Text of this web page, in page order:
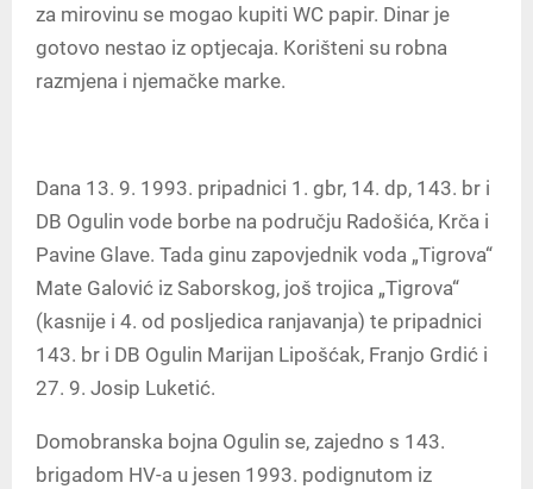
za mirovinu se mogao kupiti WC papir. Dinar je
gotovo nestao iz optjecaja. Korišteni su robna
razmjena i njemačke marke.
Dana 13. 9. 1993. pripadnici 1. gbr, 14. dp, 143. br i
DB Ogulin vode borbe na području Radošića, Krča i
Pavine Glave. Tada ginu zapovjednik voda „Tigrova“
Mate Galović iz Saborskog, još trojica „Tigrova“
(kasnije i 4. od posljedica ranjavanja) te pripadnici
143. br i DB Ogulin Marijan Lipošćak, Franjo Grdić i
27. 9. Josip Luketić.
Domobranska bojna Ogulin se, zajedno s 143.
brigadom HV-a u jesen 1993. podignutom iz